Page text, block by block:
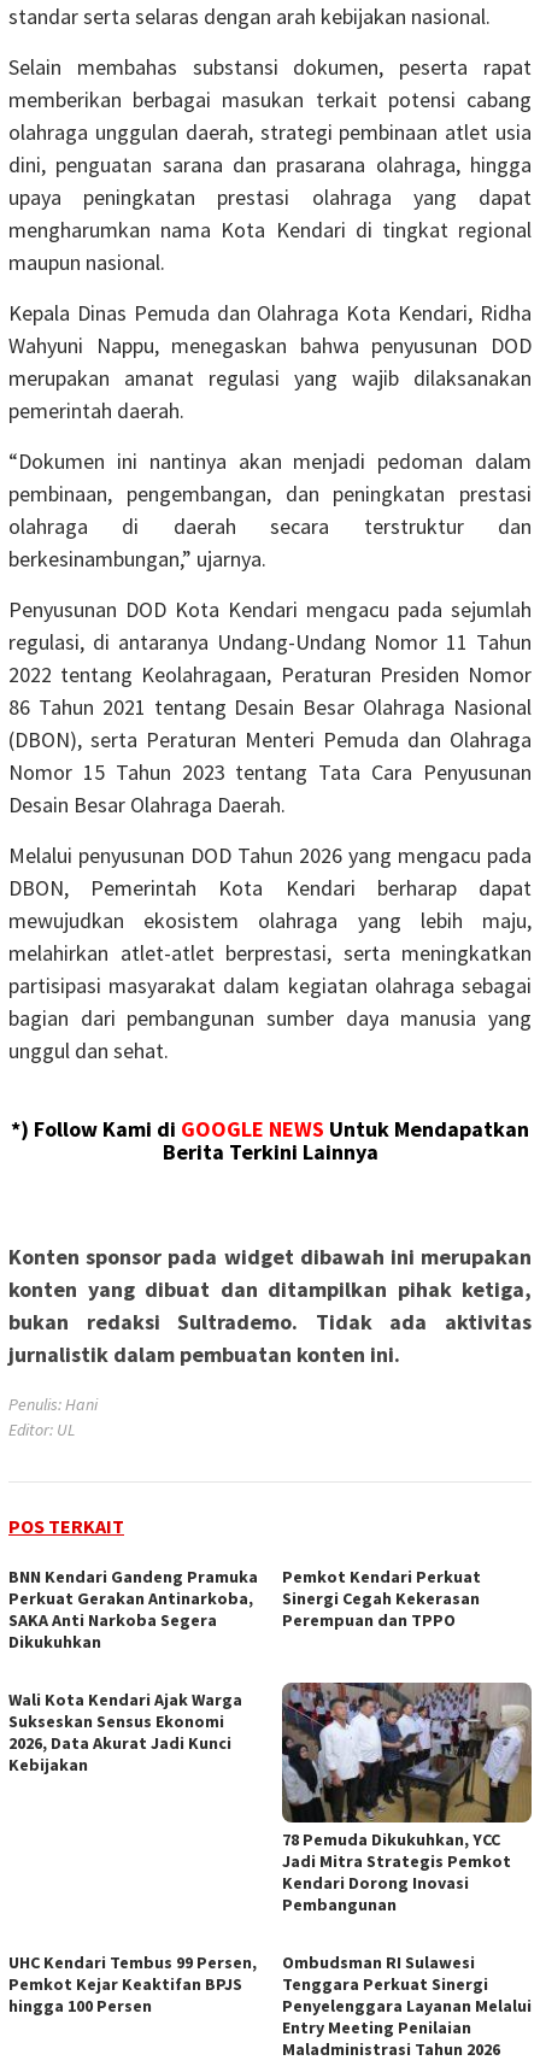
standar serta selaras dengan arah kebijakan nasional.
Selain membahas substansi dokumen, peserta rapat
memberikan berbagai masukan terkait potensi cabang
olahraga unggulan daerah, strategi pembinaan atlet usia
dini, penguatan sarana dan prasarana olahraga, hingga
upaya peningkatan prestasi olahraga yang dapat
mengharumkan nama Kota Kendari di tingkat regional
maupun nasional.
Kepala Dinas Pemuda dan Olahraga Kota Kendari, Ridha
Wahyuni Nappu, menegaskan bahwa penyusunan DOD
merupakan amanat regulasi yang wajib dilaksanakan
pemerintah daerah.
“Dokumen ini nantinya akan menjadi pedoman dalam
pembinaan, pengembangan, dan peningkatan prestasi
olahraga di daerah secara terstruktur dan
berkesinambungan,” ujarnya.
Penyusunan DOD Kota Kendari mengacu pada sejumlah
regulasi, di antaranya Undang-Undang Nomor 11 Tahun
2022 tentang Keolahragaan, Peraturan Presiden Nomor
86 Tahun 2021 tentang Desain Besar Olahraga Nasional
(DBON), serta Peraturan Menteri Pemuda dan Olahraga
Nomor 15 Tahun 2023 tentang Tata Cara Penyusunan
Desain Besar Olahraga Daerah.
Melalui penyusunan DOD Tahun 2026 yang mengacu pada
DBON, Pemerintah Kota Kendari berharap dapat
mewujudkan ekosistem olahraga yang lebih maju,
melahirkan atlet-atlet berprestasi, serta meningkatkan
partisipasi masyarakat dalam kegiatan olahraga sebagai
bagian dari pembangunan sumber daya manusia yang
unggul dan sehat.
*) Follow Kami di GOOGLE NEWS Untuk Mendapatkan
Berita Terkini Lainnya
Konten sponsor pada widget dibawah ini merupakan
konten yang dibuat dan ditampilkan pihak ketiga,
bukan redaksi Sultrademo. Tidak ada aktivitas
jurnalistik dalam pembuatan konten ini.
Penulis: Hani
Editor: UL
POS TERKAIT
BNN Kendari Gandeng Pramuka
Perkuat Gerakan Antinarkoba,
SAKA Anti Narkoba Segera
Dikukuhkan
Pemkot Kendari Perkuat
Sinergi Cegah Kekerasan
Perempuan dan TPPO
Wali Kota Kendari Ajak Warga
Sukseskan Sensus Ekonomi
2026, Data Akurat Jadi Kunci
Kebijakan
78 Pemuda Dikukuhkan, YCC
Jadi Mitra Strategis Pemkot
Kendari Dorong Inovasi
Pembangunan
UHC Kendari Tembus 99 Persen,
Pemkot Kejar Keaktifan BPJS
hingga 100 Persen
Ombudsman RI Sulawesi
Tenggara Perkuat Sinergi
Penyelenggara Layanan Melalui
Entry Meeting Penilaian
Maladministrasi Tahun 2026